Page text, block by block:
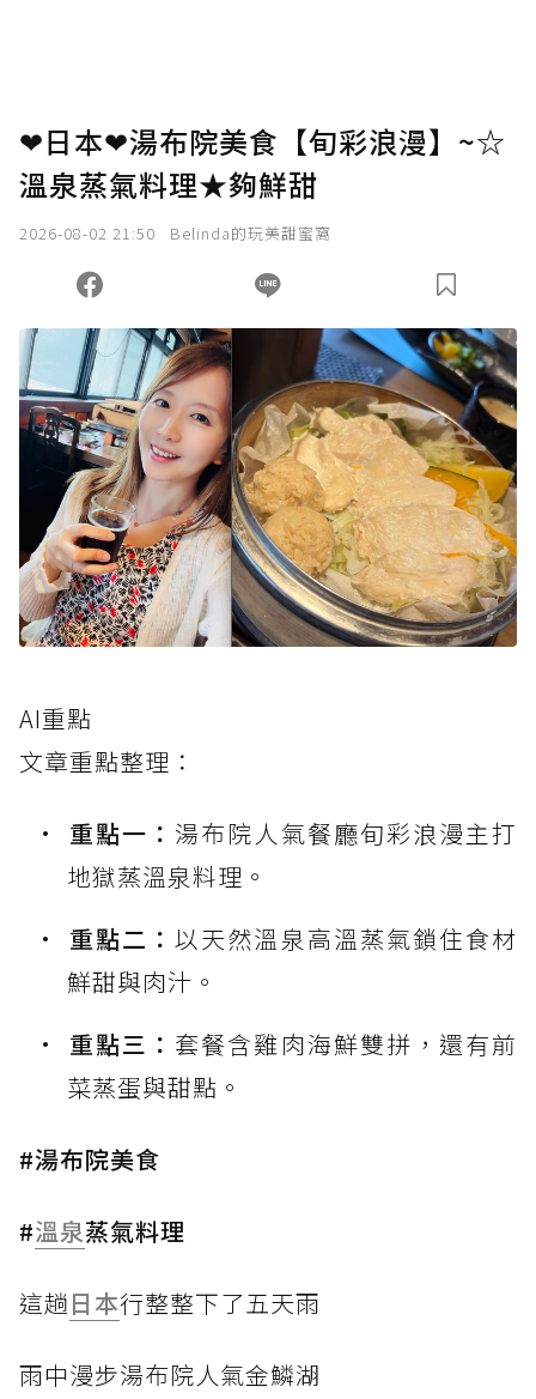
❤日本❤湯布院美食【旬彩浪漫】~☆
溫泉蒸氣料理★夠鮮甜
2026-08-02 21:50 Belinda的玩美甜蜜窩
AI重點
文章重點整理：
重點一： 湯布院人氣餐廳旬彩浪漫主打
地獄蒸溫泉料理。
重點二：以天然溫泉高溫蒸氣鎖住食材
鮮甜與肉汁。
重點三： 套餐含雞肉海鮮雙拼，還有前
菜蒸蛋與甜點。
#湯布院美食
#溫泉蒸氣料理
這趟日本行整整下了五天雨
雨中漫步湯布院人氣金鱗湖